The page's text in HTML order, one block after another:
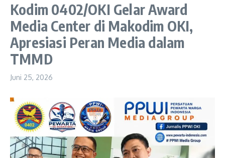
Kodim 0402/OKI Gelar Award
Media Center di Makodim OKI,
Apresiasi Peran Media dalam
TMMD
Juni 25, 2026